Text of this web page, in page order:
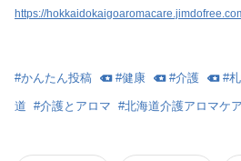
https://
#かんたん投稿 #健康 #介護 #
道 #介護とアロマ #北海道介護アロマケ